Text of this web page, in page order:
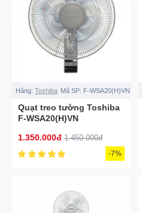
Hãng: Toshiba Mã SP: F-WSA20(H)VN
Quạt treo tường Toshiba
F-WSA20(H)VN
1.350.000đ 1.450.000đ
-7%